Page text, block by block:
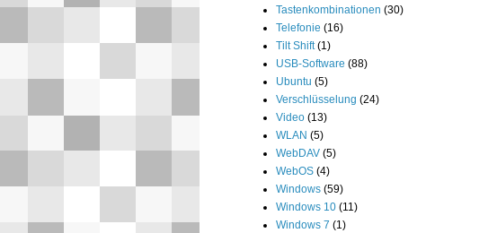
Tastenkombinationen (30)
Telefonie (16)
Tilt Shift (1)
USB-Software (88)
Ubuntu (5)
Verschlüsselung (24)
Video (13)
WLAN (5)
WebDAV (5)
WebOS (4)
Windows (59)
Windows 10 (11)
Windows 7 (1)